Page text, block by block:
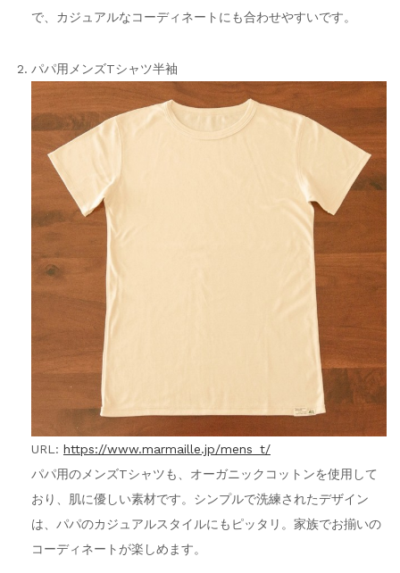
で、カジュアルなコーディネートにも合わせやすいです。
パパ用メンズTシャツ半袖
URL: https://www.marmaille.jp/mens_t/
パパ用のメンズTシャツも、オーガニックコットンを使用して
おり、肌に優しい素材です。シンプルで洗練されたデザイン
は、パパのカジュアルスタイルにもピッタリ。家族でお揃いの
コーディネートが楽しめます。